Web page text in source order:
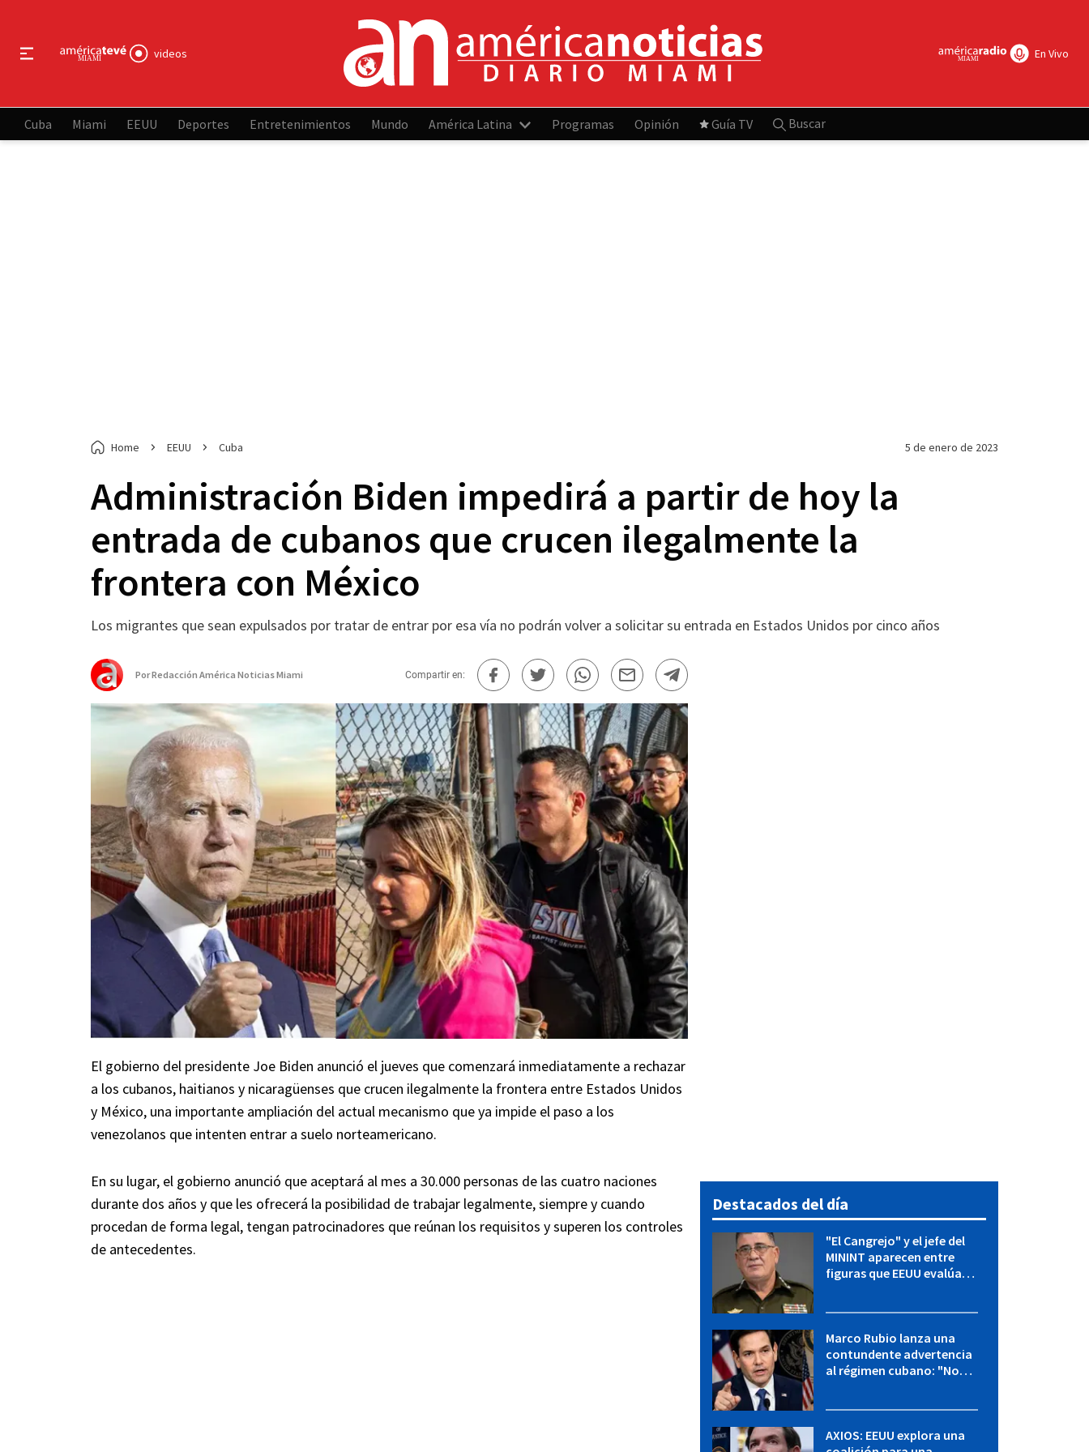
videos En Vivo
Cuba Miami EEUU Deportes Entretenimientos Mundo América Latina Programas Opinión Guía TV Buscar
Home EEUU Cuba 5 de enero de 2023
Administración Biden impedirá a partir de hoy la
entrada de cubanos que crucen ilegalmente la
frontera con México
Los migrantes que sean expulsados por tratar de entrar por esa vía no podrán volver a solicitar su entrada en Estados Unidos por cinco años
PorRedacción América Noticias Miami Compartir en:
El gobierno del presidente Joe Biden anunció el jueves que comenzará inmediatamente a rechazar
a los cubanos, haitianos y nicaragüenses que crucen ilegalmente la frontera entre Estados Unidos
y México, una importante ampliación del actual mecanismo que ya impide el paso a los
venezolanos que intenten entrar a suelo norteamericano.
En su lugar, el gobierno anunció que aceptará al mes a 30.000 personas de las cuatro naciones
durante dos años y que les ofrecerá la posibilidad de trabajar legalmente, siempre y cuando
procedan de forma legal, tengan patrocinadores que reúnan los requisitos y superen los controles
de antecedentes.
Destacados del día
"El Cangrejo" y el jefe del
MININT aparecen entre
figuras que EEUU evalúa
Marco Rubio lanza una
contundente advertencia
al régimen cubano: "No
AXIOS: EEUU explora una